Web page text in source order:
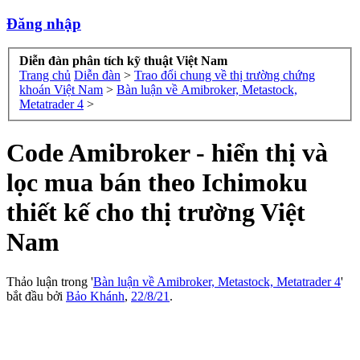
Đăng nhập
Diễn đàn phân tích kỹ thuật Việt Nam
Trang chủ Diễn đàn > Trao đổi chung về thị trường chứng
khoán Việt Nam > Bàn luận về Amibroker, Metastock,
Metatrader 4 >
Code Amibroker - hiển thị và
lọc mua bán theo Ichimoku
thiết kế cho thị trường Việt
Nam
Thảo luận trong 'Bàn luận về Amibroker, Metastock, Metatrader 4'
bắt đầu bởi Bảo Khánh, 22/8/21 .